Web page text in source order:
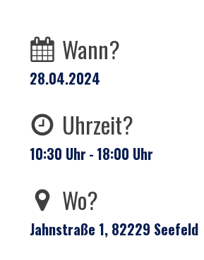
Wann?
28.04.2024
Uhrzeit?
10:30 Uhr - 18:00 Uhr
Wo?
Jahnstraße 1, 82229 Seefeld